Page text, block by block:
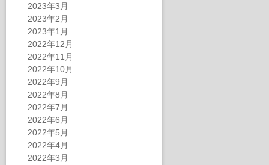
2023年3月
2023年2月
2023年1月
2022年12月
2022年11月
2022年10月
2022年9月
2022年8月
2022年7月
2022年6月
2022年5月
2022年4月
2022年3月